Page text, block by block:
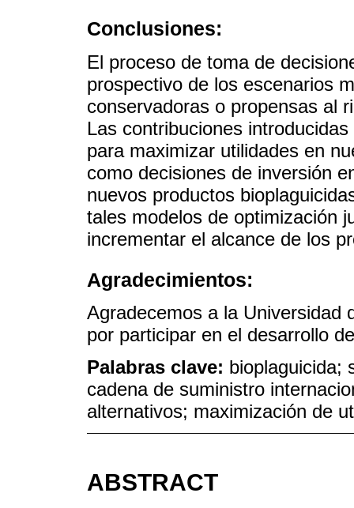
Conclusiones:
El proceso de toma de
prospectivo de los escenarios
conservadoras o propensas al
Las contribuciones
para maximizar utilidades en
como decisiones de inversión
nuevos productos
tales modelos de optimización
incrementar el alcance de los
Agradecimientos:
Agradecemos a la Universidad
por participar en el desarrollo
Palabras clave: bioplaguicida;
cadena de suministro
alternativos; maximización de
ABSTRACT